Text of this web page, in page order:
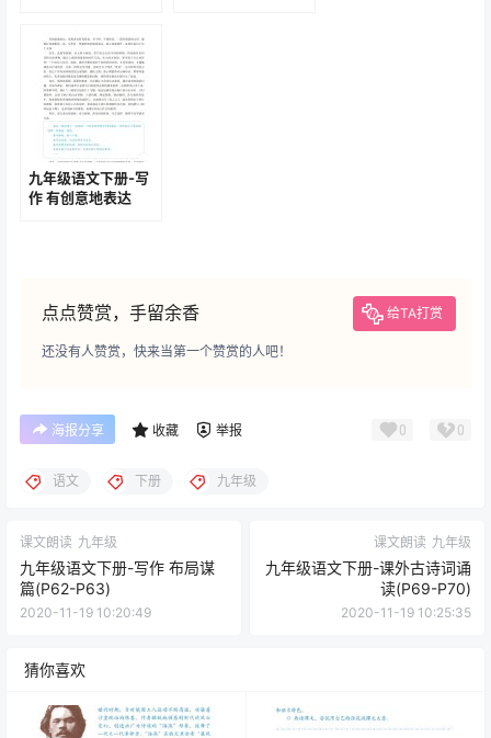
九年级语文下册-写
作 有创意地表达
点点赞赏，手留余香 给TA打赏
还没有人赞赏，快来当第一个赞赏的人吧！
海报分享 收藏 举报 0 0
语文 下册 九年级
课文朗读 九年级
九年级语文下册-写作 布局谋
篇(P62-P63)
2020-11-19 10:20:49
课文朗读 九年级
九年级语文下册-课外古诗词诵
读(P69-P70)
2020-11-19 10:25:35
猜你喜欢